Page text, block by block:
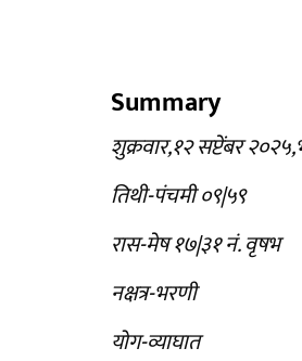
Summary
शुक्रवार,१२ सप्टेंबर
तिथी-पंचमी ०९|५९
रास-मेष १७|३१ नं. वृषभ
नक्षत्र-भरणी
योग-व्याघात